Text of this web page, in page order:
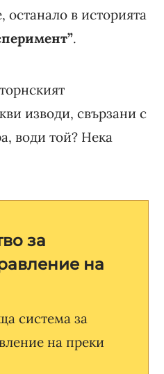
останало в историята
.
изводи, свързани с
води той? Нека
за
на
система за
на преки